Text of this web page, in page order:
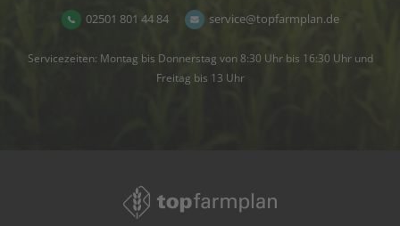
02501 801 44 84 service@topfarmplan.de
Servicezeiten: Montag bis Donnerstag von 8:30 Uhr bis 16:30 Uhr und
Freitag bis 13 Uhr